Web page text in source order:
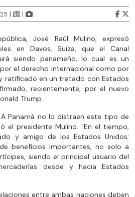
| |
José Raúl Mulino, expresó
en Davos, Suiza, que el Canal
siendo panameño, lo cual es un
el derecho internacional como por
ratificado en un tratado con Estados
recientemente, por el nuevo
Trump.
Panamá no lo distraen este tipo de
el presidente Mulino. "En el tiempo,
y amigo de los Estados Unidos;
beneficios importantes, no solo a
siendo el principal usuario del
desde y hacia Estados
entre ambas naciones deben